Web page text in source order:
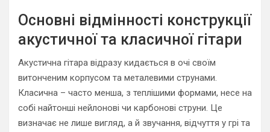
Основні відмінності конструкції
акустичної та класичної гітари
Акустична гітара відразу кидається в очі своїм
витонченим корпусом та металевими струнами.
Класична – часто менша, з теплішими формами, несе на
собі найтонші нейлонові чи карбонові струни. Це
визначає не лише вигляд, а й звучання, відчуття у грі та